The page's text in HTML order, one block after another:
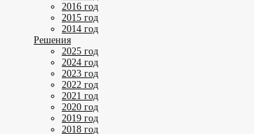
2016 год
2015 год
2014 год
Решения
2025 год
2024 год
2023 год
2022 год
2021 год
2020 год
2019 год
2018 год